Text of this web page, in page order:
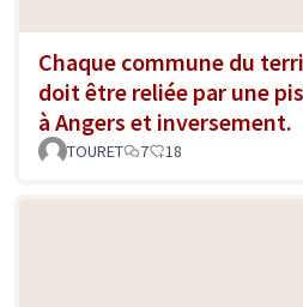
Chaque commune du
doit être reliée par une
à Angers et inversement.
TOURET 7 18